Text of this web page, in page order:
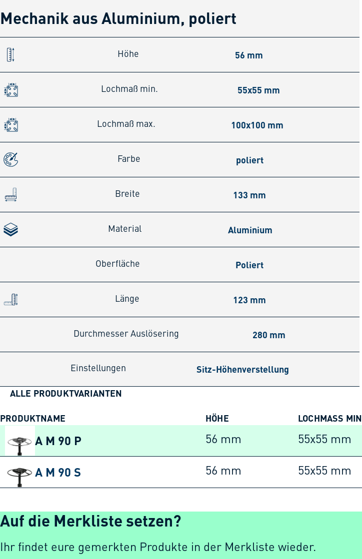
Mechanik aus Aluminium, poliert
Höhe 56 mm
Lochmaß min. 55x55 mm
Lochmaß max. 100x100 mm
Farbe poliert
Breite 133 mm
Material Aluminium
Oberfläche Poliert
Länge 123 mm
Durchmesser Auslösering 280 mm
Einstellungen Sitz-Höhenverstellung
ALLE PRODUKTVARIANTEN
PRODUKTNAME HÖHE LOCHMASS MIN.
A M 90 P 56 mm 55x55 mm
A M 90 S 56 mm 55x55 mm
Auf die Merkliste setzen?
Ihr findet eure gemerkten Produkte in der Merkliste wieder.